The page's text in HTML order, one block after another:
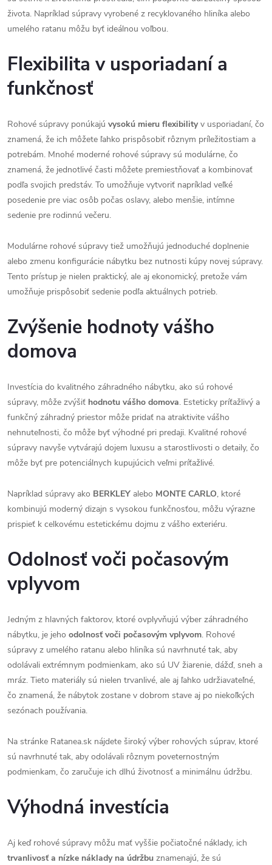
života. Napríklad súpravy vyrobené z recyklovaného hliníka alebo
umelého ratanu môžu byť ideálnou voľbou​.
Flexibilita v usporiadaní a
funkčnosť
Rohové súpravy ponúkajú vysokú mieru flexibilityv usporiadaní, čo
znamená, že ich môžete ľahko prispôsobiť rôznym príležitostiam a
potrebám. Mnohé moderné rohové súpravy sú modulárne, čo
znamená, že jednotlivé časti môžete premiestňovať a kombinovať
podľa svojich predstáv. To umožňuje vytvoriť napríklad veľké
posedenie pre viac osôb počas oslavy, alebo menšie, intímne
sedenie pre rodinnú večeru.
Modulárne rohové súpravy tiež umožňujú jednoduché doplnenie
alebo zmenu konfigurácie nábytku bez nutnosti kúpy novej súpravy.
Tento prístup je nielen praktický, ale aj ekonomický, pretože vám
umožňuje prispôsobiť sedenie podľa aktuálnych potrieb​.
Zvýšenie hodnoty vášho
domova
Investícia do kvalitného záhradného nábytku, ako sú rohové
súpravy, môže zvýšiť hodnotu vášho domova. Esteticky príťažlivý a
funkčný záhradný priestor môže pridať na atraktivite vášho
nehnuteľnosti, čo môže byť výhodné pri predaji. Kvalitné rohové
súpravy navyše vytvárajú dojem luxusu a starostlivosti o detaily, čo
môže byť pre potenciálnych kupujúcich veľmi príťažlivé.
Napríklad súpravy ako BERKLEY alebo MONTE CARLO, ktoré
kombinujú moderný dizajn s vysokou funkčnosťou, môžu výrazne
prispieť k celkovému estetickému dojmu z vášho exteriéru.
Odolnosť voči počasovým
vplyvom
Jedným z hlavných faktorov, ktoré ovplyvňujú výber záhradného
nábytku, je jeho odolnosť voči počasovým vplyvom. Rohové
súpravy z umelého ratanu alebo hliníka sú navrhnuté tak, aby
odolávali extrémnym podmienkam, ako sú UV žiarenie, dážď, sneh a
mráz. Tieto materiály sú nielen trvanlivé, ale aj ľahko udržiavateľné,
čo znamená, že nábytok zostane v dobrom stave aj po niekoľkých
sezónach používania.
Na stránke Ratanea.sk nájdete široký výber rohových súprav, ktoré
sú navrhnuté tak, aby odolávali rôznym poveternostným
podmienkam, čo zaručuje ich dlhú životnosť a minimálnu údržbu.
Výhodná investícia
Aj keď rohové súpravy môžu mať vyššie počiatočné náklady, ich
trvanlivosť a nízke náklady na údržbu znamenajú, že sú